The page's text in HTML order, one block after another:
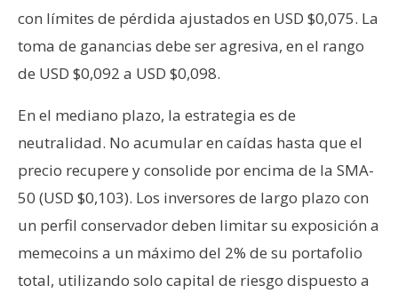
con límites de pérdida ajustados en USD $0,075. La
toma de ganancias debe ser agresiva, en el rango
de USD $0,092 a USD $0,098.
En el mediano plazo, la estrategia es de
neutralidad. No acumular en caídas hasta que el
precio recupere y consolide por encima de la SMA-
50 (USD $0,103). Los inversores de largo plazo con
un perfil conservador deben limitar su exposición a
memecoins a un máximo del 2% de su portafolio
total, utilizando solo capital de riesgo dispuesto a